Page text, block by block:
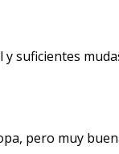
suficientes
pero muy